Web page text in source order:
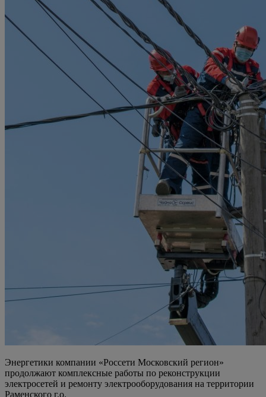
Энергетики компании «Россети Московский регион»
продолжают комплексные работы по реконструкции
электросетей и ремонту электрооборудования на территории
Раменского г.о.